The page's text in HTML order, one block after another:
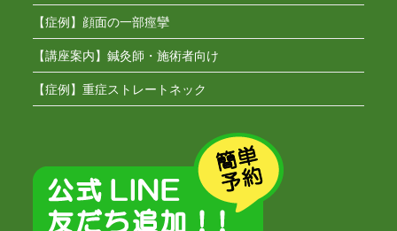
【症例】顔面の一部痙攣
【講座案内】鍼灸師・施術者向け
【症例】重症ストレートネック